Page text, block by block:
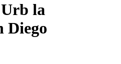
Urb la
Diego